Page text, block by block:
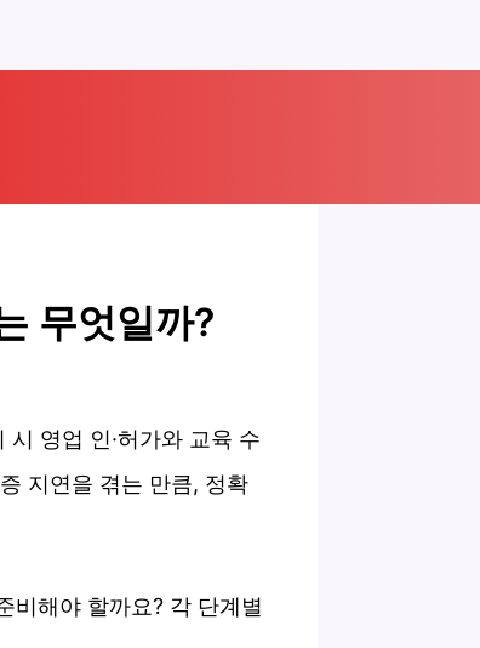
무엇일까?
영업 인·허가와 교육 수
지연을 겪는 만큼, 정확
비해야 할까요? 각 단계별